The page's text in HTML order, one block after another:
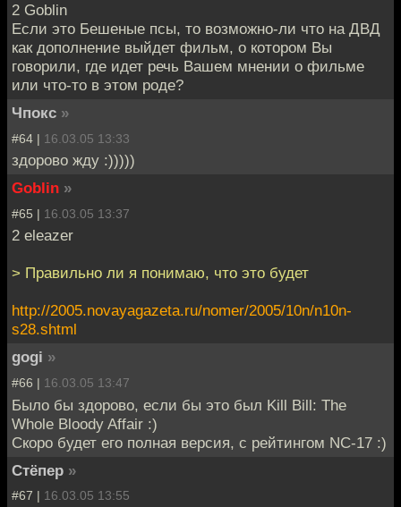
2 Goblin
Если это Бешеные псы, то возможно-ли что на ДВД
как дополнение выйдет фильм, о котором Вы
говорили, где идет речь Вашем мнении о фильме
или что-то в этом роде?
Чпокс »
#64 | 16.03.05 13:33
здорово жду :)))))
Goblin »
#65 | 16.03.05 13:37
2 eleazer
> Правильно ли я понимаю, что это будет
http://2005.novayagazeta.ru/nomer/2005/10n/n10n-
s28.shtml
gogi »
#66 | 16.03.05 13:47
Было бы здорово, если бы это был Kill Bill: The
Whole Bloody Affair :)
Скоро будет его полная версия, с рейтингом NC-17 :)
Стёпер »
#67 | 16.03.05 13:55